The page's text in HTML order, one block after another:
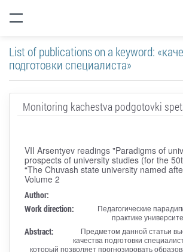
List of publications on a keyword:
подготовки специалиста»
Monitoring kachestva podgotovki
VII Arsentyev readings "Paradigms of
prospects of university studies (for the
“The Chuvash state university named
Volume 2
Author:
Work direction:
Педагогические
практике
Abstract:
Предметом данной статьи
качества подготовки
который позволяет прогнозировать